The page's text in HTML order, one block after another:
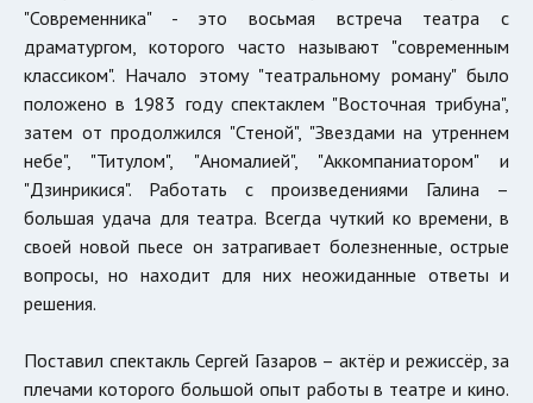
"Современника" - это восьмая встреча театра с
драматургом, которого часто называют "современным
классиком". Начало этому "театральному роману" было
положено в 1983 году спектаклем "Восточная трибуна",
затем от продолжился "Стеной", "Звездами на утреннем
небе", "Титулом", "Аномалией", "Аккомпаниатором" и
"Дзинрикися". Работать с произведениями Галина –
большая удача для театра. Всегда чуткий ко времени, в
своей новой пьесе он затрагивает болезненные, острые
вопросы, но находит для них неожиданные ответы и
решения.
Поставил спектакль Сергей Газаров – актёр и режиссёр, за
плечами которого большой опыт работы в театре и кино.